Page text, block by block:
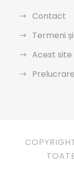
Contact
Termeni
Acest